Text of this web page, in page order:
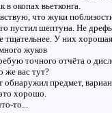
в окопах вьетконга.
что жуки
пустил шептуна. Не
тщательнее. У них
жуков
точного отчёта о
же вас тут?
обнаружил предмет,
хорошо.
то...